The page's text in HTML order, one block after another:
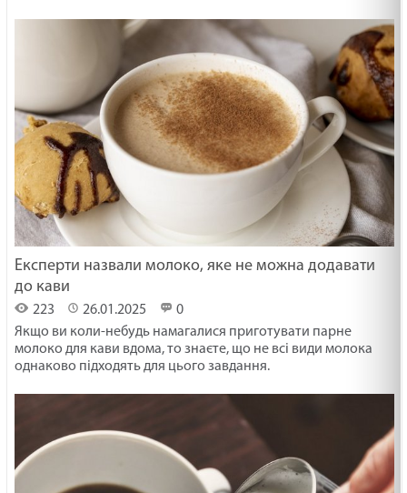
Експерти назвали молоко, яке не можна додавати
до кави
223 26.01.2025
0
Якщо ви коли-небудь намагалися приготувати парне
молоко для кави вдома, то знаєте, що не всі види молока
однаково підходять для цього завдання.